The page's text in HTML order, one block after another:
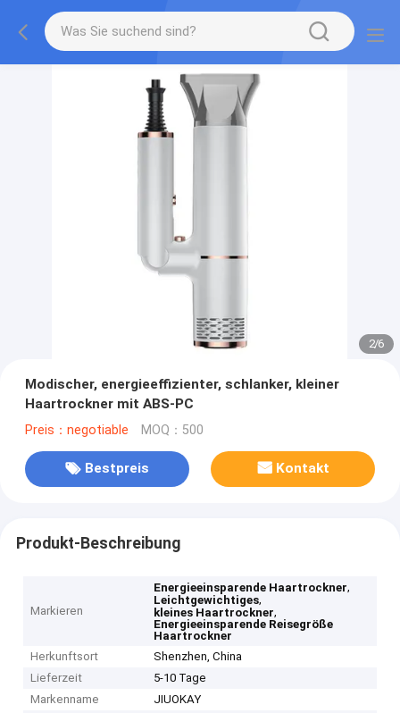
2/6
Modischer, energieeffizienter, schlanker, kleiner
Haartrockner mit ABS-PC
Preis：negotiable MOQ：500
Bestpreis Kontakt
Produkt-Beschreibung
Markieren
Energieeinsparende Haartrockner,
Leichtgewichtiges,
kleines Haartrockner,
Energieeinsparende Reisegröße
Haartrockner
Herkunftsort
Shenzhen, China
Lieferzeit
5-10 Tage
Markenname
JIUOKAY